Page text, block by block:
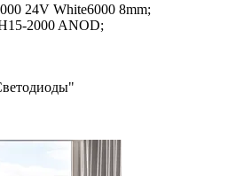
24V White6000 8mm;
2000 ANOD;